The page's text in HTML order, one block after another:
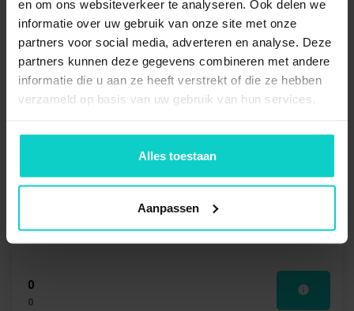
en om ons websiteverkeer te analyseren. Ook delen we
informatie over uw gebruik van onze site met onze
partners voor social media, adverteren en analyse. Deze
partners kunnen deze gegevens combineren met andere
informatie die u aan ze heeft verstrekt of die ze hebben
verzameld op basis van uw gebruik van hun services.
Alles toestaan
Aanpassen
Ligger Stow50 oranje 3600x140/145x50mm
0
0
gebruikt